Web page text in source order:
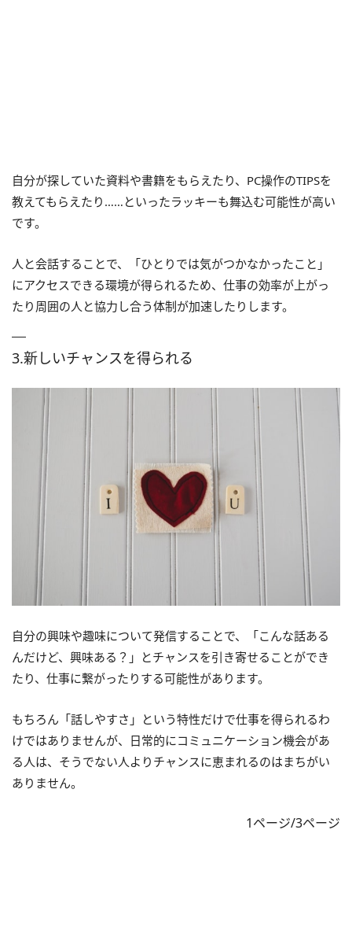
自分が探していた資料や書籍をもらえたり、PC操作のTIPSを
教えてもらえたり……といったラッキーも舞込む可能性が高い
です。
人と会話することで、「ひとりでは気がつかなかったこと」
にアクセスできる環境が得られるため、仕事の効率が上がっ
たり周囲の人と協力し合う体制が加速したりします。
3.新しいチャンスを得られる
自分の興味や趣味について発信することで、「こんな話ある
んだけど、興味ある？」とチャンスを引き寄せることができ
たり、仕事に繋がったりする可能性があります。
もちろん「話しやすさ」という特性だけで仕事を得られるわ
けではありませんが、日常的にコミュニケーション機会があ
る人は、そうでない人よりチャンスに恵まれるのはまちがい
ありません。
1ページ/3ページ